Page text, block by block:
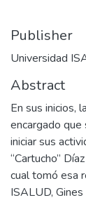
Publisher
Universidad
Abstract
En sus inicios,
encargado
iniciar sus
“Cartucho”
cual tomó esa
ISALUD,